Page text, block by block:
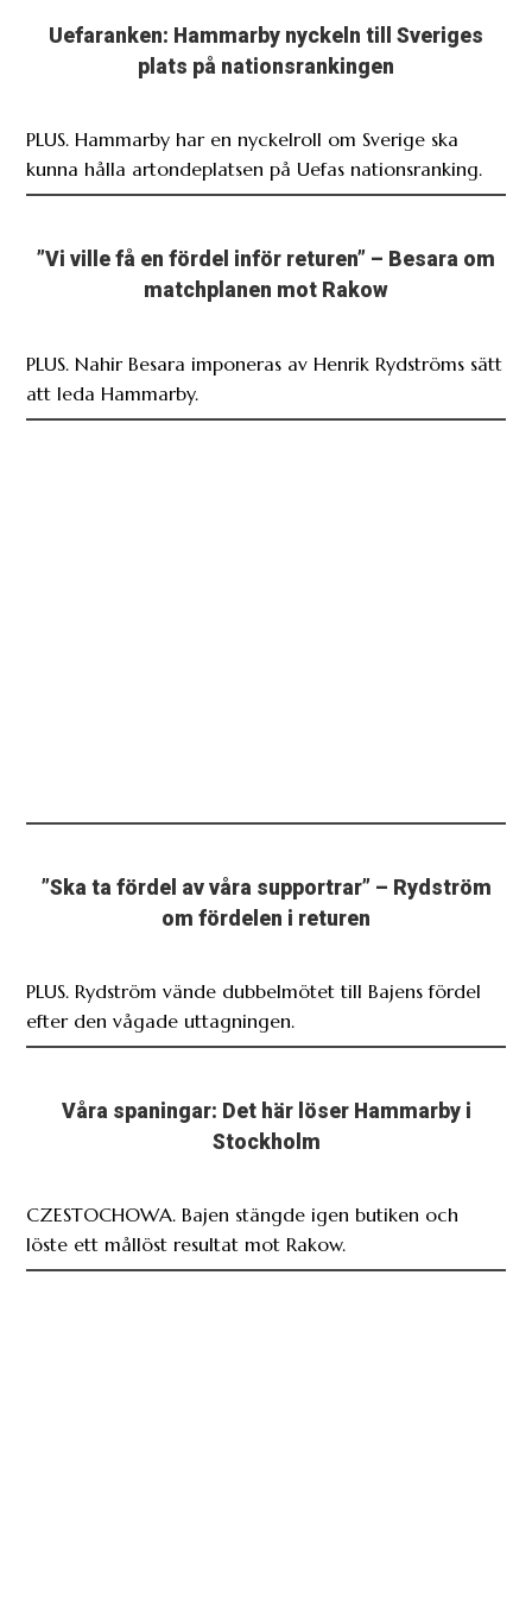
Uefaranken: Hammarby nyckeln till Sveriges
plats på nationsrankingen
PLUS. Hammarby har en nyckelroll om Sverige ska
kunna hålla artondeplatsen på Uefas nationsranking.
”Vi ville få en fördel inför returen” – Besara om
matchplanen mot Rakow
PLUS. Nahir Besara imponeras av Henrik Rydströms sätt
att leda Hammarby.
”Ska ta fördel av våra supportrar” – Rydström
om fördelen i returen
PLUS. Rydström vände dubbelmötet till Bajens fördel
efter den vågade uttagningen.
Våra spaningar: Det här löser Hammarby i
Stockholm
CZESTOCHOWA. Bajen stängde igen butiken och
löste ett mållöst resultat mot Rakow.